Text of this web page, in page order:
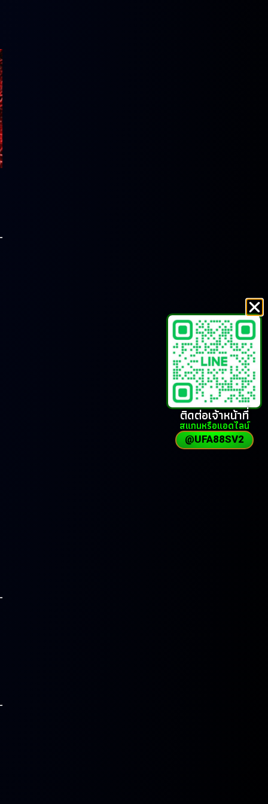
ติดต่อเจ้าหน้าที่
สแกนหรือแอดไลน์
@UFA88SV2